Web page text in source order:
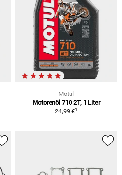
Motul
Motorenöl 710 2T, 1 Liter
24,99 €1